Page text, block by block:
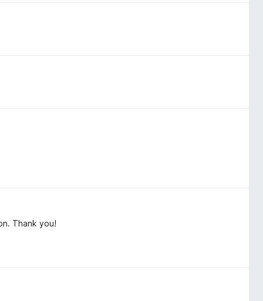
Thank you!